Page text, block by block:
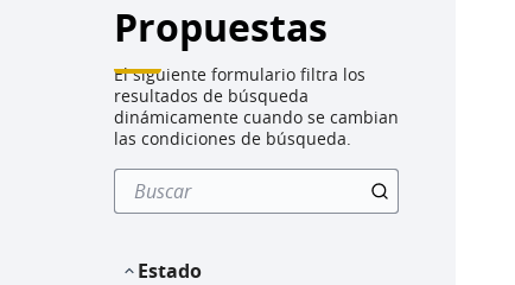
Propuestas
El siguiente formulario filtra los
resultados de búsqueda
dinámicamente cuando se cambian
las condiciones de búsqueda.
Estado